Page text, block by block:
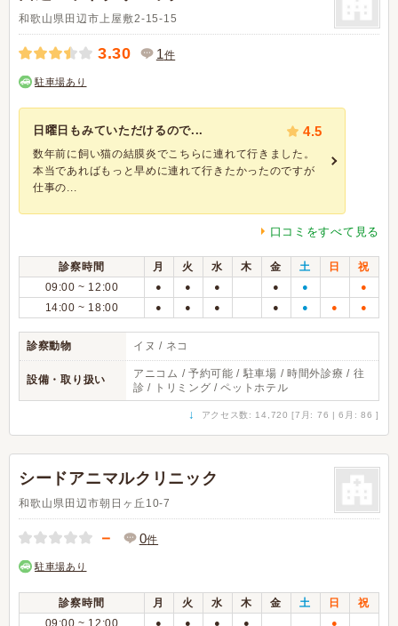
和歌山県田辺市上屋敷2-15-15
3.30 1件
駐車場あり
日曜日もみていただけるので... 4.5
数年前に飼い猫の結膜炎でこちらに連れて行きました。
本当であればもっと早めに連れて行きたかったのですが
仕事の...
口コミをすべて見る
診察時間 月 火 水 木 金 土 日
祝
09:00 ~ 12:00
● ● ● ● ● ●
14:00 ~ 18:00 ● ● ● ● ● ● ●
診察動物 イヌ / ネコ
設備・取り扱い
アニコム / 予約可能 / 駐車場 / 時間外診療 / 往
診 / トリミング / ペットホテル
↓ アクセス数: 14,720 [7月: 76 | 6月: 86 ]
シードアニマルクリニック
和歌山県田辺市朝日ヶ丘10-7
－ 0件
駐車場あり
診察時間 月 火 水 木 金 土 日
祝
09:00 ~ 12:00
● ● ● ● ●